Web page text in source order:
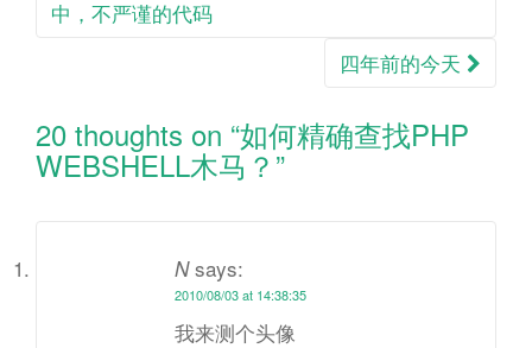
navigation
中，不严谨的代码
四年前的今天
20 thoughts on “如何精确查找PHP
WEBSHELL木马？”
N says:
2010/08/03 at 14:38:35
我来测个头像